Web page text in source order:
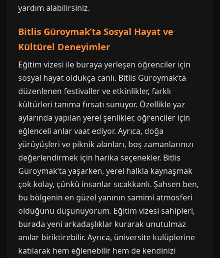
yardım alabilirsiniz.
Bitlis Güroymak’ta Sosyal Hayat ve
Kültürel Deneyimler
Eğitim vizesi ile buraya yerleşen öğrenciler için
sosyal hayat oldukça canlı. Bitlis Güroymak’ta
düzenlenen festivaller ve etkinlikler, farklı
kültürleri tanıma fırsatı sunuyor. Özellikle yaz
aylarında yapılan yerel şenlikler, öğrenciler için
eğlenceli anlar vaat ediyor. Ayrıca, doğa
yürüyüşleri ve piknik alanları, boş zamanlarınızı
değerlendirmek için harika seçenekler. Bitlis
Güroymak’ta yaşarken, yerel halkla kaynaşmak
çok kolay, çünkü insanlar sıcakkanlı. Şahsen ben,
bu bölgenin en güzel yanının samimi atmosferi
olduğunu düşünüyorum. Eğitim vizesi sahipleri,
burada yeni arkadaşlıklar kurarak unutulmaz
anılar biriktirebilir. Ayrıca, üniversite kulüplerine
katılarak hem eğlenebilir hem de kendinizi